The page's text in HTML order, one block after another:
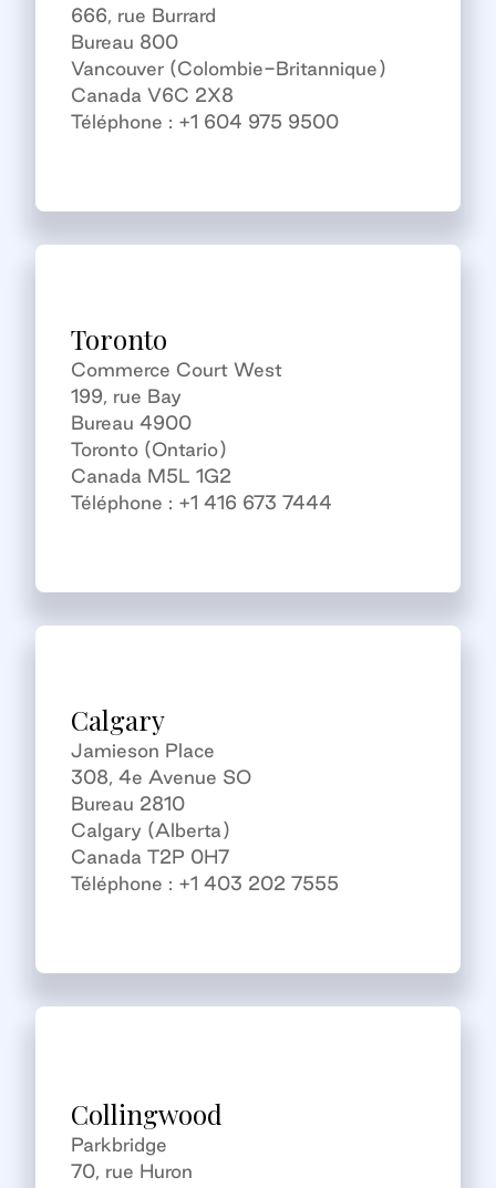
666, rue Burrard
Bureau 800
Vancouver (Colombie-Britannique)
Canada V6C 2X8
Téléphone : +1 604 975 9500
Toronto
Commerce Court West
199, rue Bay
Bureau 4900
Toronto (Ontario)
Canada M5L 1G2
Téléphone : +1 416 673 7444
Calgary
Jamieson Place
308, 4e Avenue SO
Bureau 2810
Calgary (Alberta)
Canada T2P 0H7
Téléphone : +1 403 202 7555
Collingwood
Parkbridge
70, rue Huron